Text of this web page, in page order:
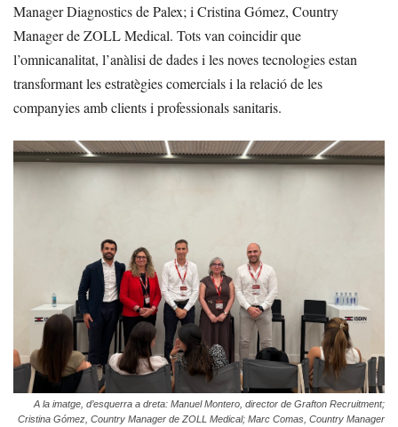
Manager Diagnostics de Palex; i Cristina Gómez, Country
Manager de ZOLL Medical. Tots van coincidir que
l’omnicanalitat, l’anàlisi de dades i les noves tecnologies estan
transformant les estratègies comercials i la relació de les
companyies amb clients i professionals sanitaris.
A la imatge, d’esquerra a dreta: Manuel Montero, director de Grafton Recruitment;
Cristina Gómez, Country Manager de ZOLL Medical; Marc Comas, Country Manager